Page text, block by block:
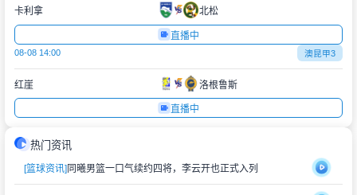
卡利拿 北松
直播中
08-08 14:00 澳昆甲3
红崖 洛根鲁斯
直播中
热门资讯
[篮球资讯]同曦男篮一口气续约四将，李云开也正式入列